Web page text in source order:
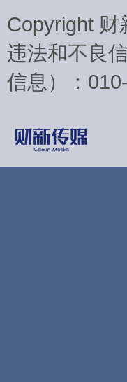
Copyright 财
违法和不良
信息）：